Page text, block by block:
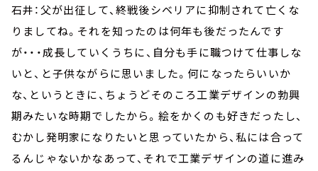
石井：父が出征して、終戦後シベリアに抑制されて亡くな
りましてね。それを知ったのは何年も後だったんです
が・・・成長していくうちに、自分も手に職つけて仕事しな
いと、と子供ながらに思いました。何になったらいいか
な、というときに、ちょうどそのころ工業デザインの勃興
期みたいな時期でしたから。絵をかくのも好きだったし、
むかし発明家になりたいと思っていたから、私には合って
るんじゃないかなあって、それで工業デザインの道に進み